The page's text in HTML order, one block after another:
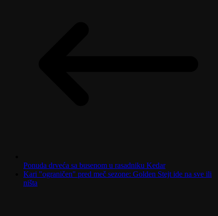
Ponuda drveća sa busenom u rasadniku Kedar
Kari "ograničen" pred meč sezone: Golden Stejt ide na sve ili
ništa